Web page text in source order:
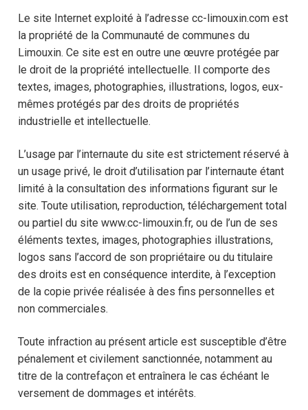
Le site Internet exploité à l’adresse cc-limouxin.com est
la propriété de la Communauté de communes du
Limouxin. Ce site est en outre une œuvre protégée par
le droit de la propriété intellectuelle. Il comporte des
textes, images, photographies, illustrations, logos, eux-
mêmes protégés par des droits de propriétés
industrielle et intellectuelle.
L’usage par l’internaute du site est strictement réservé à
un usage privé, le droit d’utilisation par l’internaute étant
limité à la consultation des informations figurant sur le
site. Toute utilisation, reproduction, téléchargement total
ou partiel du site www.cc-limouxin.fr, ou de l’un de ses
éléments textes, images, photographies illustrations,
logos sans l’accord de son propriétaire ou du titulaire
des droits est en conséquence interdite, à l’exception
de la copie privée réalisée à des fins personnelles et
non commerciales.
Toute infraction au présent article est susceptible d’être
pénalement et civilement sanctionnée, notamment au
titre de la contrefaçon et entraînera le cas échéant le
versement de dommages et intérêts.